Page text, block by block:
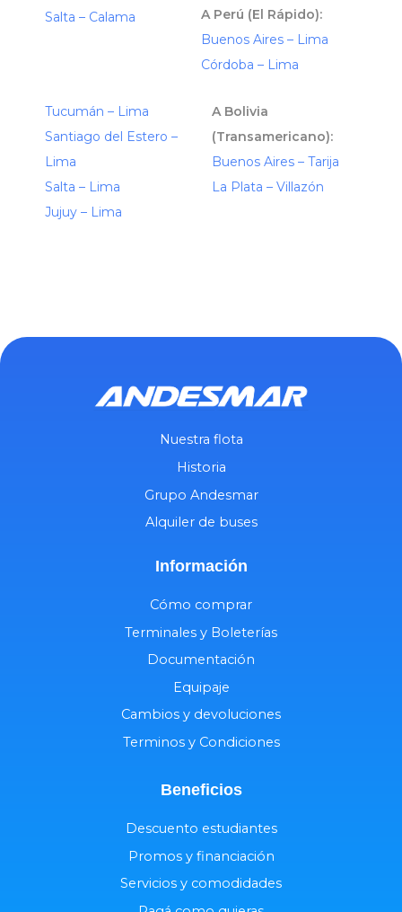
Salta – Calama
A Perú (El Rápido):
Buenos Aires – Lima
Córdoba – Lima
Tucumán – Lima
Santiago del Estero –
Lima
Salta – Lima
Jujuy – Lima
A Bolivia
(Transamericano):
Buenos Aires – Tarija
La Plata – Villazón
Nuestra flota
Historia
Grupo Andesmar
Alquiler de buses
Información
Cómo comprar
Terminales y Boleterías
Documentación
Equipaje
Cambios y devoluciones
Terminos y Condiciones
Beneficios
Descuento estudiantes
Promos y financiación
Servicios y comodidades